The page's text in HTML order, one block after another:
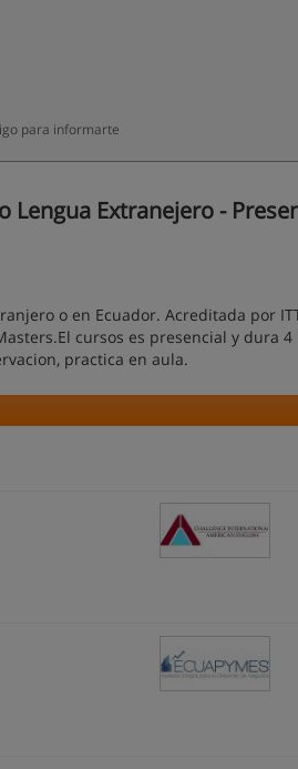
para informarte
Lengua Extranejero -
o en Ecuador. Acreditada por
cursos es presencial y dura 4
practica en aula.